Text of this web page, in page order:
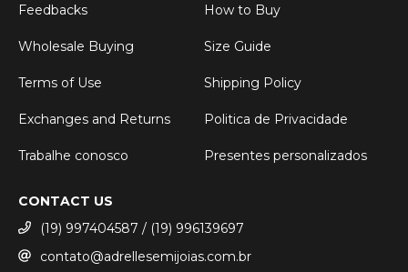
Feedbacks How to Buy
Wholesale Buying Size Guide
Terms of Use Shipping Policy
Exchanges and Returns Politica de Privacidade
Trabalhe conosco Presentes personalizados
CONTACT US
(19) 997404587 / (19) 996139697
contato@adrellesemijoias.com.br